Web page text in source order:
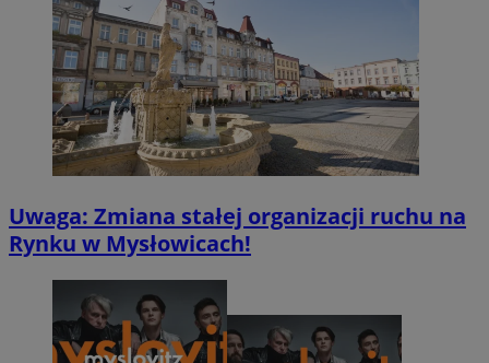
Uwaga: Zmiana stałej organizacji ruchu na
Rynku w Mysłowicach!